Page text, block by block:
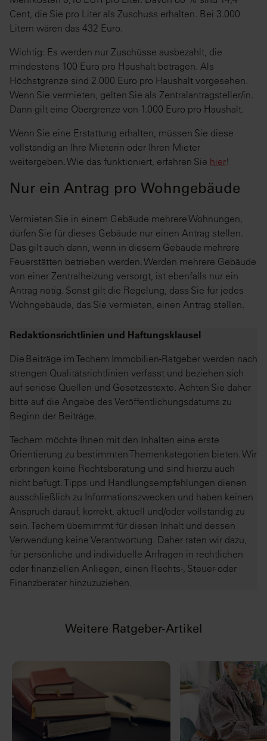
Cent, die Sie pro Liter als Zuschuss erhalten. Bei 3.000
Litern wären das 432 Euro.
Wichtig: Es werden nur Zuschüsse ausbezahlt, die
mindestens 100 Euro pro Haushalt betragen. Als
Höchstgrenze sind 2.000 Euro pro Haushalt vorgesehen.
Wenn Sie vermieten, gelten Sie als Zentralantragsteller/in.
Dann gilt eine Obergrenze von 1.000 Euro pro Haushalt.
Wenn Sie eine Erstattung erhalten, müssen Sie diese
vollständig an Ihre Mieterin oder Ihren Mieter
weitergeben. Wie das funktioniert, erfahren Sie hier!
Nur ein Antrag pro Wohngebäude
Vermieten Sie in einem Gebäude mehrere Wohnungen,
dürfen Sie für dieses Gebäude nur einen Antrag stellen.
Das gilt auch dann, wenn in diesem Gebäude mehrere
Feuerstätten betrieben werden. Werden mehrere Gebäude
von einer Zentralheizung versorgt, ist ebenfalls nur ein
Antrag nötig. Sonst gilt die Regelung, dass Sie für jedes
Wohngebäude, das Sie vermieten, einen Antrag stellen.
Redaktionsrichtlinien und Haftungsklausel
Die Beiträge im Techem Immobilien-Ratgeber werden nach
strengen Qualitätsrichtlinien verfasst und beziehen sich
auf seriöse Quellen und Gesetzestexte. Achten Sie daher
bitte auf die Angabe des Veröffentlichungsdatums zu
Beginn der Beiträge.
Techem möchte Ihnen mit den Inhalten eine erste
Orientierung zu bestimmten Themenkategorien bieten. Wir
erbringen keine Rechtsberatung und sind hierzu auch
nicht befugt. Tipps und Handlungsempfehlungen dienen
ausschließlich zu Informationszwecken und haben keinen
Anspruch darauf, korrekt, aktuell und/oder vollständig zu
sein. Techem übernimmt für diesen Inhalt und dessen
Verwendung keine Verantwortung. Daher raten wir dazu,
für persönliche und individuelle Anfragen in rechtlichen
oder finanziellen Anliegen, einen Rechts-, Steuer- oder
Finanzberater hinzuzuziehen.
Weitere Ratgeber-Artikel